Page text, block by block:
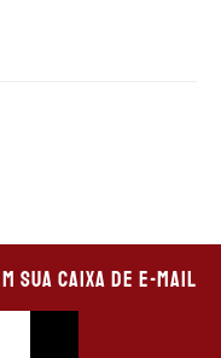
sua caixa de e-mail